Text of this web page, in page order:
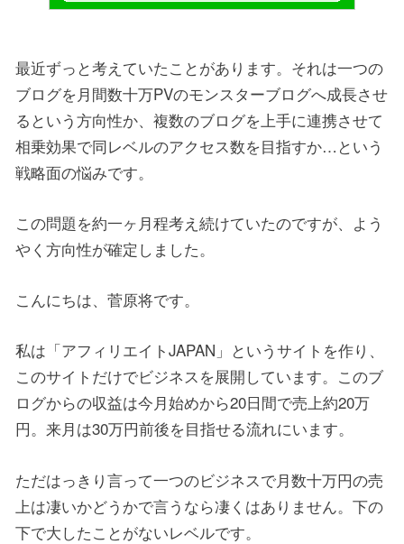
最近ずっと考えていたことがあります。それは一つの
ブログを月間数十万PVのモンスターブログへ成長させ
るという方向性か、複数のブログを上手に連携させて
相乗効果で同レベルのアクセス数を目指すか…という
戦略面の悩みです。
この問題を約一ヶ月程考え続けていたのですが、よう
やく方向性が確定しました。
こんにちは、菅原将です。
私は「アフィリエイトJAPAN」というサイトを作り、
このサイトだけでビジネスを展開しています。このブ
ログからの収益は今月始めから20日間で売上約20万
円。来月は30万円前後を目指せる流れにいます。
ただはっきり言って一つのビジネスで月数十万円の売
上は凄いかどうかで言うなら凄くはありません。下の
下で大したことがないレベルです。